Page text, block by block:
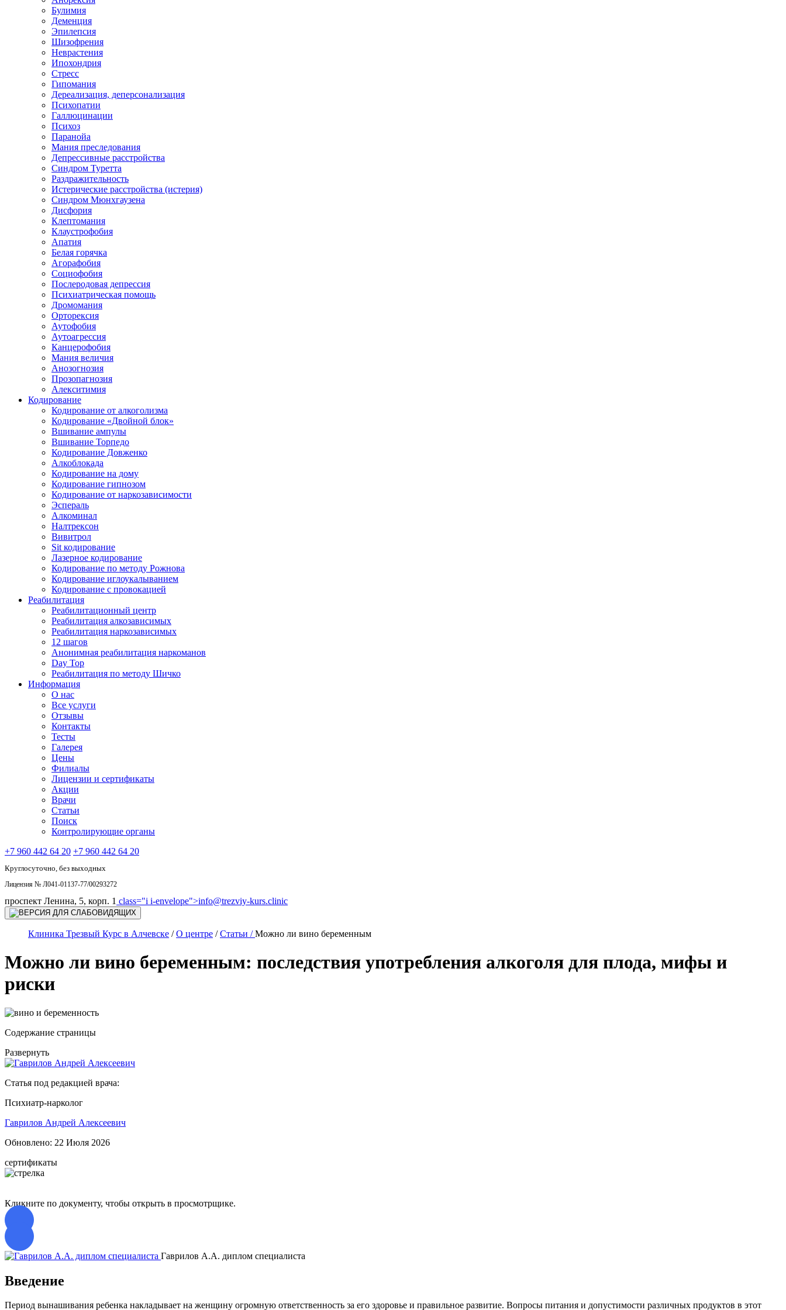
Булимия
Деменция
Эпилепсия
Шизофрения
Неврастения
Ипохондрия
Стресс
Гипомания
Дереализация, деперсонализация
Психопатии
Галлюцинации
Психоз
Паранойа
Мания преследования
Депрессивные расстройства
Синдром Туретта
Раздражительность
Истерические расстройства (истерия)
Синдром Мюнхгаузена
Дисфория
Клептомания
Клаустрофобия
Апатия
Белая горячка
Агорафобия
Социофобия
Послеродовая депрессия
Психиатрическая помощь
Дромомания
Орторексия
Аутофобия
Аутоагрессия
Канцерофобия
Мания величия
Анозогнозия
Прозопагнозия
Алекситимия
Кодирование
Кодирование от алкоголизма
Кодирование «Двойной блок»
Вшивание ампулы
Вшивание Торпедо
Кодирование Довженко
Алкоблокада
Кодирование на дому
Кодирование гипнозом
Кодирование от наркозависимости
Эспераль
Алкоминал
Налтрексон
Вивитрол
Sit кодирование
Лазерное кодирование
Кодирование по методу Рожнова
Кодирование иглоукалыванием
Кодирование с провокацией
Реабилитация
Реабилитационный центр
Реабилитация алкозависимых
Реабилитация наркозависимых
12 шагов
Анонимная реабилитация наркоманов
Day Top
Реабилитация по методу Шичко
Информация
О нас
Все услуги
Отзывы
Контакты
Тесты
Галерея
Цены
Филиалы
Лицензии и сертификаты
Акции
Врачи
Статьи
Поиск
Контролирующие органы
+7 960 442 64 20 +7 960 442 64 20
Круглосуточно, без выходных
Лицензия № Л041-01137-77/00293272
проспект Ленина, 5, корп. 1 class="i i-envelope">info@trezviy-kurs.clinic
Клиника Трезвый Курс в Алчевске /О центре /Статьи /Можно ли вино беременным
Можно ли вино беременным: последствия употребления алкоголя для плода, мифы и
риски
Содержание страницы
Развернуть
Статья под редакцией врача:
Психиатр-нарколог
Гаврилов Андрей Алексеевич
Обновлено: 22 Июля 2026
сертификаты
Кликните по документу, чтобы открыть в просмотрщике.
Гаврилов А.А. диплом специалиста
Введение
Период вынашивания ребенка накладывает на женщину огромную ответственность за его здоровье и правильное развитие. Вопросы питания и допустимости различных продуктов в этот